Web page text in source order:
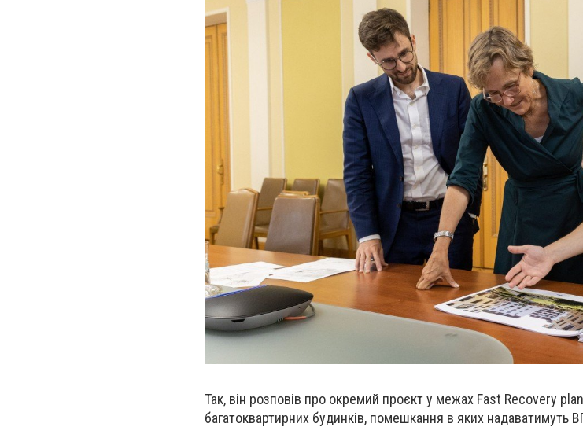
Так, він розповів про окремий проєкт у межах Fast Recovery
багатоквартирних будинків, помешкання в яких надаватимуть